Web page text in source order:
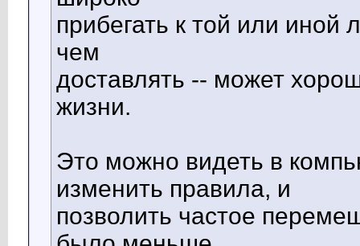
прибегать к той или иной
чем
доставлять -- может
жизни.
Это можно видеть в
изменить правила, и
позволить частое